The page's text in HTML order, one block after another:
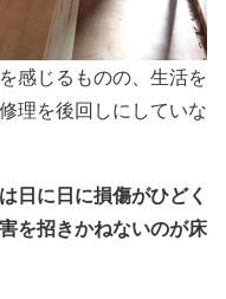
感じるものの、生活を
理を後回しにしていな
日に日に損傷がひどく
を招きかねないのが床